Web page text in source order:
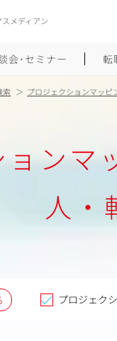
メディアン
会･セミナー 転
くり方
リオのつくり方
索 プロジェクションマッピ
ョンマ
人・
プロジェク